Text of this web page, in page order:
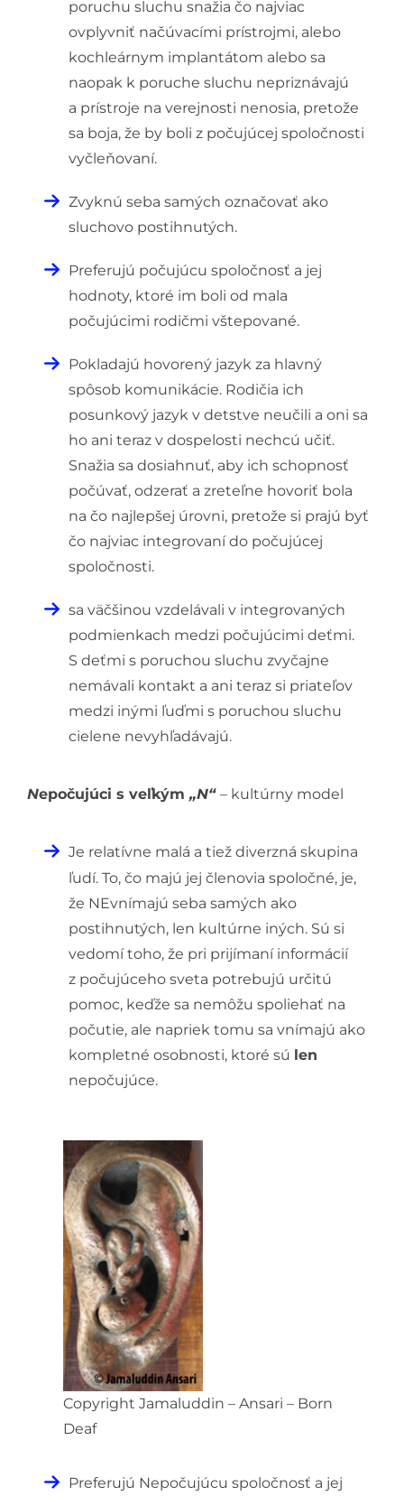
poruchu sluchu snažia čo najviac
ovplyvniť načúvacími prístrojmi, alebo
kochleárnym implantátom alebo sa
naopak k poruche sluchu nepriznávajú
a prístroje na verejnosti nenosia, pretože
sa boja, že by boli z počujúcej spoločnosti
vyčleňovaní.
Zvyknú seba samých označovať ako
sluchovo postihnutých.
Preferujú počujúcu spoločnosť a jej
hodnoty, ktoré im boli od mala
počujúcimi rodičmi vštepované.
Pokladajú hovorený jazyk za hlavný
spôsob komunikácie. Rodičia ich
posunkový jazyk v detstve neučili a oni sa
ho ani teraz v dospelosti nechcú učiť.
Snažia sa dosiahnuť, aby ich schopnosť
počúvať, odzerať a zreteľne hovoriť bola
na čo najlepšej úrovni, pretože si prajú byť
čo najviac integrovaní do počujúcej
spoločnosti.
sa väčšinou vzdelávali v integrovaných
podmienkach medzi počujúcimi deťmi.
S deťmi s poruchou sluchu zvyčajne
nemávali kontakt a ani teraz si priateľov
medzi inými ľuďmi s poruchou sluchu
cielene nevyhľadávajú.
Nepočujúci s veľkým „N“ – kultúrny model
Je relatívne malá a tiež diverzná skupina
ľudí. To, čo majú jej členovia spoločné, je,
že NEvnímajú seba samých ako
postihnutých, len kultúrne iných. Sú si
vedomí toho, že pri prijímaní informácií
z počujúceho sveta potrebujú určitú
pomoc, keďže sa nemôžu spoliehať na
počutie, ale napriek tomu sa vnímajú ako
kompletné osobnosti, ktoré sú len
nepočujúce.
Copyright Jamaluddin – Ansari – Born
Deaf
Preferujú Nepočujúcu spoločnosť a jej